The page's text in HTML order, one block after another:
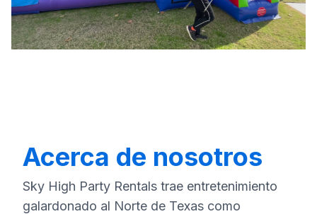
Acerca de nosotros
Sky High Party Rentals trae entretenimiento
galardonado al Norte de Texas como